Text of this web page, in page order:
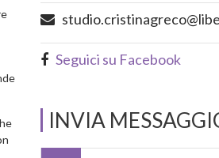
Seguici su Facebook
INVIA